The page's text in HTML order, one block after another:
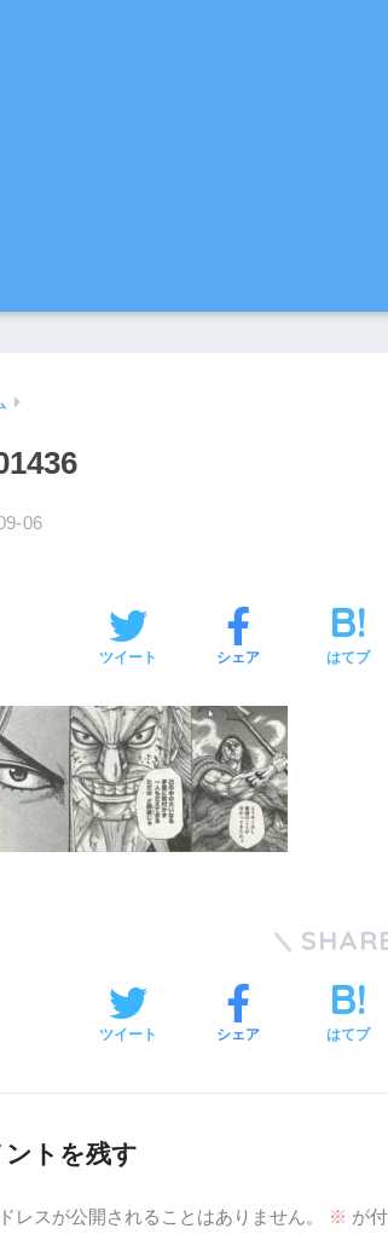
06
ツイート シェア はてブ
ツイート シェア はてブ
ントを残す
レスが公開されることはありません。 ※ が